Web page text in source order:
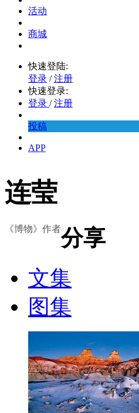
活动
商城
快速登陆:
登录 / 注册
快速登录:
登录 / 注册
投稿
APP
连莹
《博物》作者分享
文集
图集